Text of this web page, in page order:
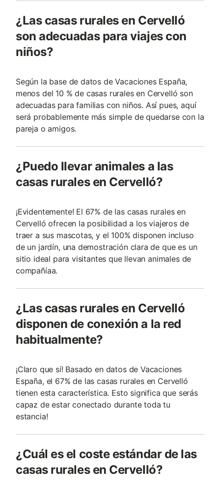
¿Las casas rurales en Cervelló
son adecuadas para viajes con
niños?
Según la base de datos de Vacaciones España,
menos del 10 % de casas rurales en Cervelló son
adecuadas para familias con niños. Así pues, aquí
será probablemente más simple de quedarse con la
pareja o amigos.
¿Puedo llevar animales a las
casas rurales en Cervelló?
¡Evidentemente! El 67% de las casas rurales en
Cervelló ofrecen la posibilidad a los viajeros de
traer a sus mascotas, y el 100% disponen incluso
de un jardín, una demostración clara de que es un
sitio ideal para visitantes que llevan animales de
compañía­a.
¿Las casas rurales en Cervelló
disponen de conexión a la red
habitualmente?
¡Claro que sí! Basado en datos de Vacaciones
España, el 67% de las casas rurales en Cervelló
tienen esta característica. Esto significa que serás
capaz de estar conectado durante toda tu
estancia!
¿Cuál es el coste estándar de las
casas rurales en Cervelló?